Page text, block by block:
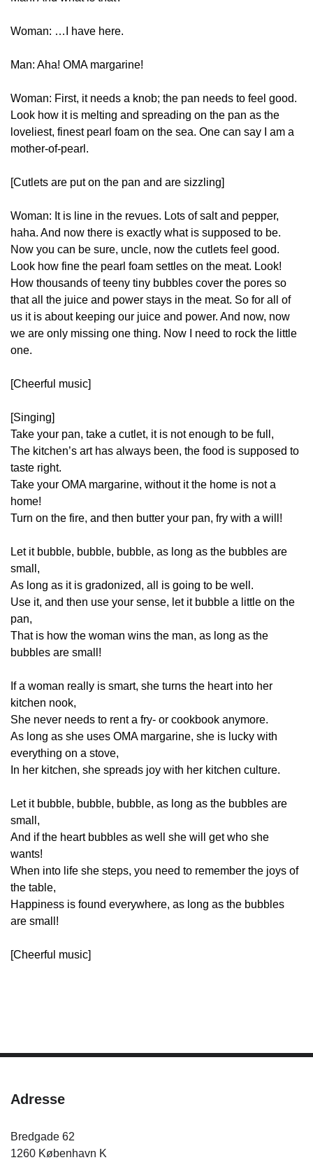
Woman: …I have here.
Man: Aha! OMA margarine!
Woman: First, it needs a knob; the pan needs to feel good.
Look how it is melting and spreading on the pan as the
loveliest, finest pearl foam on the sea. One can say I am a
mother-of-pearl.
[Cutlets are put on the pan and are sizzling]
Woman: It is line in the revues. Lots of salt and pepper,
haha. And now there is exactly what is supposed to be.
Now you can be sure, uncle, now the cutlets feel good.
Look how fine the pearl foam settles on the meat. Look!
How thousands of teeny tiny bubbles cover the pores so
that all the juice and power stays in the meat. So for all of
us it is about keeping our juice and power. And now, now
we are only missing one thing. Now I need to rock the little
one.
[Cheerful music]
[Singing]
Take your pan, take a cutlet, it is not enough to be full,
The kitchen’s art has always been, the food is supposed to
taste right.
Take your OMA margarine, without it the home is not a
home!
Turn on the fire, and then butter your pan, fry with a will!
Let it bubble, bubble, bubble, as long as the bubbles are
small,
As long as it is gradonized, all is going to be well.
Use it, and then use your sense, let it bubble a little on the
pan,
That is how the woman wins the man, as long as the
bubbles are small!
If a woman really is smart, she turns the heart into her
kitchen nook,
She never needs to rent a fry- or cookbook anymore.
As long as she uses OMA margarine, she is lucky with
everything on a stove,
In her kitchen, she spreads joy with her kitchen culture.
Let it bubble, bubble, bubble, as long as the bubbles are
small,
And if the heart bubbles as well she will get who she
wants!
When into life she steps, you need to remember the joys of
the table,
Happiness is found everywhere, as long as the bubbles
are small!
[Cheerful music]
Adresse
Bredgade 62
1260 København K